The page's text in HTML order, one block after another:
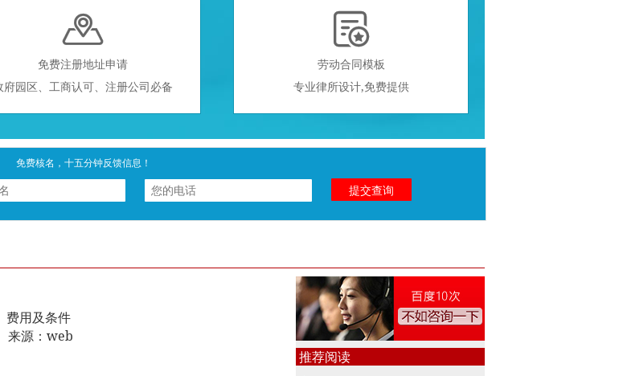

免费注册地址申请
府园区、工商认可、注册公司必备

劳动合同模板
专业律所设计,免费提供
免费核名，十五分钟反馈信息！
费用及条件
来源：web
推荐阅读